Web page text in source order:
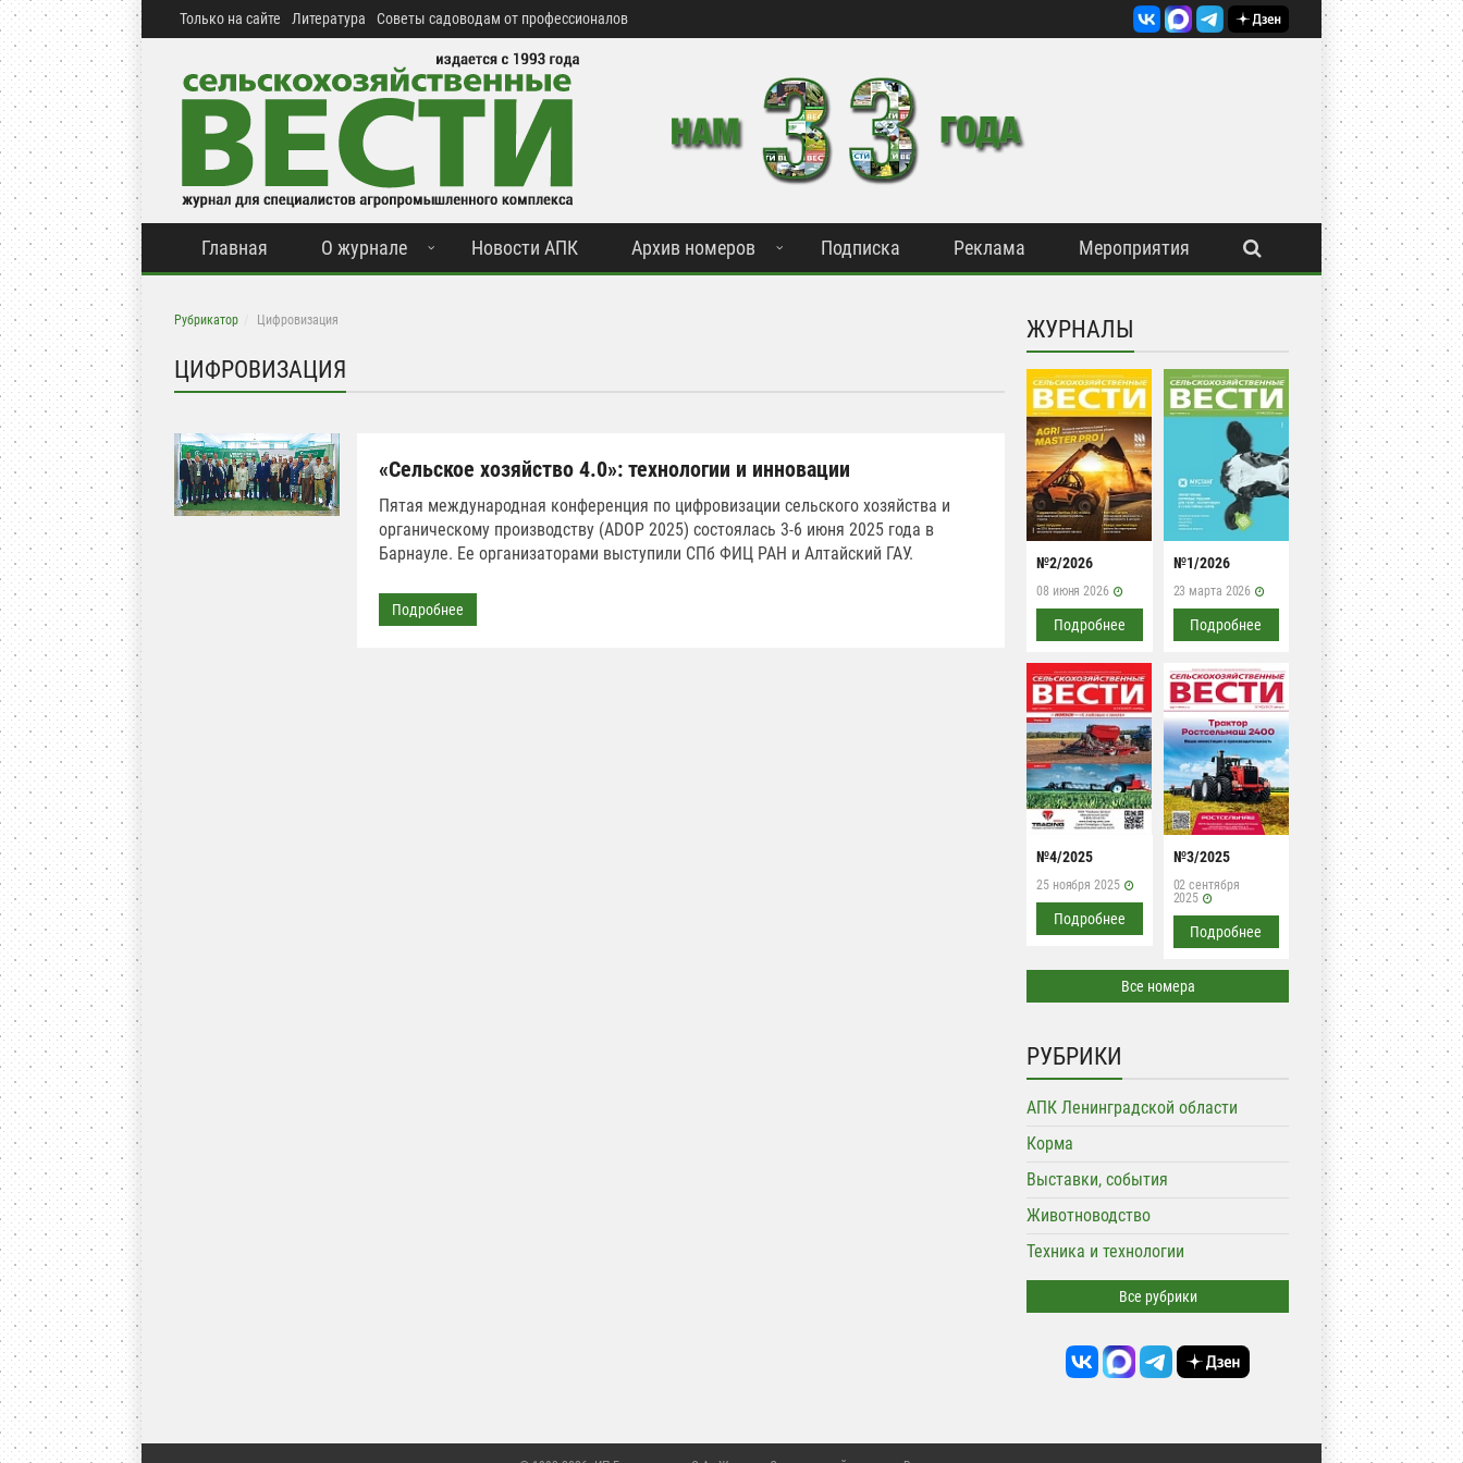
Только на сайте Литература Советы садоводам от профессионалов
Главная О журнале Новости АПК Архив номеров Подписка Реклама Мероприятия
Рубрикатор Цифровизация
ЦИФРОВИЗАЦИЯ
«Сельское хозяйство 4.0»: технологии и инновации
Пятая международная конференция по цифровизации сельского хозяйства и
органическому производству (ADOP 2025) состоялась 3-6 июня 2025 года в
Барнауле. Ее организаторами выступили СПб ФИЦ РАН и Алтайский ГАУ.
Подробнее
ЖУРНАЛЫ
№2/2026
08 июня 2026
Подробнее
№1/2026
23 марта 2026
Подробнее
№4/2025
25 ноября 2025
Подробнее
№3/2025
02 сентября
2025
Подробнее
Все номера
РУБРИКИ
АПК Ленинградской области
Корма
Выставки, события
Животноводство
Техника и технологии
Все рубрики